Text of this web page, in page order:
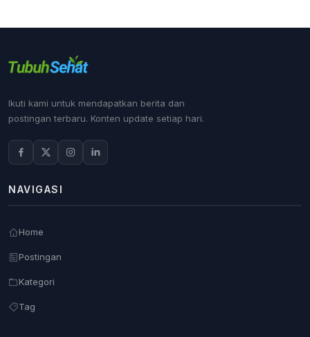
Ikuti kami untuk mendapatkan berita dan
postingan terbaru. Konten update setiap hari.
NAVIGASI
Home
Postingan
Kategori
Tag